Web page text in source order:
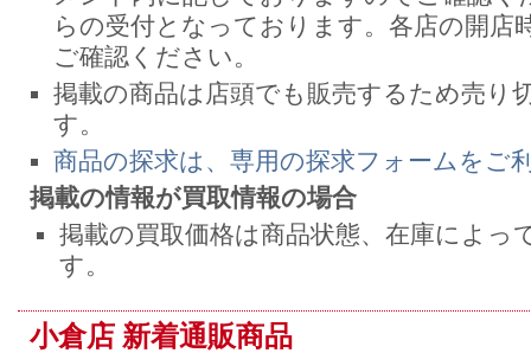
らの受付となっております。各店の開店
ご確認ください。
掲載の商品は店頭でも販売するため売り
す。
商品の探求は、専用の探求フォームをご
掲載の情報が買取情報の場合
掲載の買取価格は商品状態、在庫によっ
す。
小倉店 新着通販商品